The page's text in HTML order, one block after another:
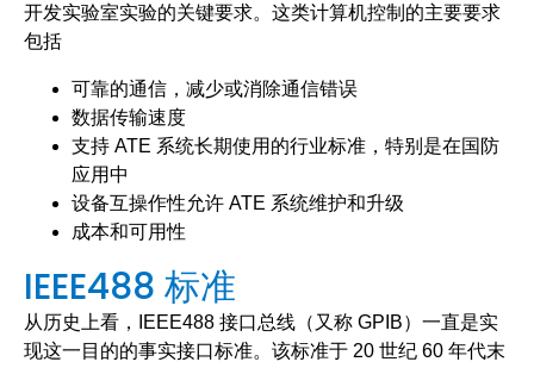
开发实验室实验的关键要求。这类计算机控制的主要要求
包括
可靠的通信，减少或消除通信错误
数据传输速度
支持 ATE 系统长期使用的行业标准，特别是在国防
应用中
设备互操作性允许 ATE 系统维护和升级
成本和可用性
IEEE488 标准
从历史上看，IEEE488 接口总线（又称 GPIB）一直是实
现这一目的的事实接口标准。该标准于 20 世纪 60 年代末